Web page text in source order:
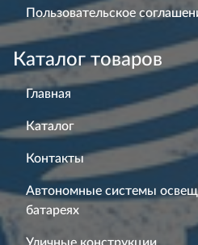
Пользовательское
Каталог товаров
Главная
Каталог
Контакты
Автономные системы
батареях